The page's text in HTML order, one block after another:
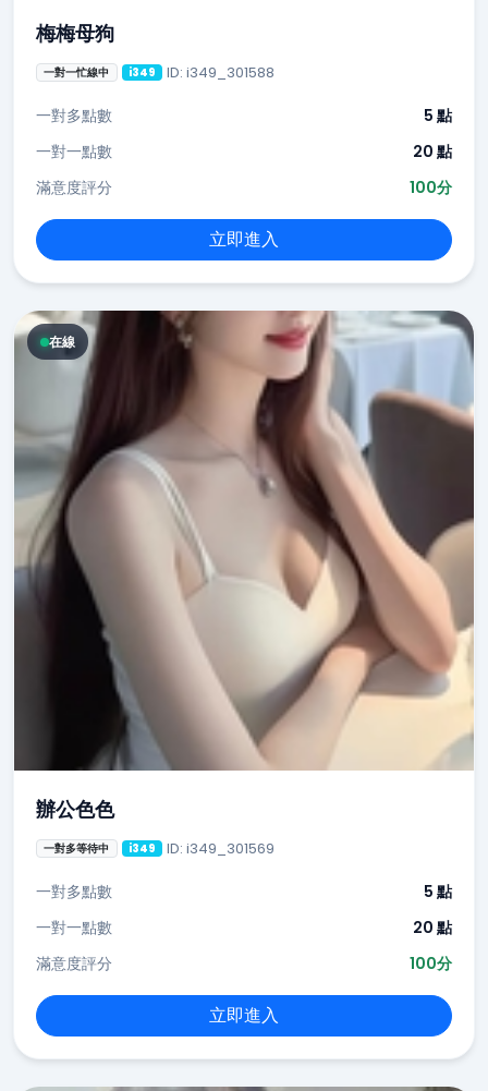
梅梅母狗
一對一忙線中 i349 ID: i349_301588
一對多點數
5 點
一對一點數
20 點
滿意度評分
100分
立即進入
在線
辦公色色
一對多等待中 i349 ID: i349_301569
一對多點數
5 點
一對一點數
20 點
滿意度評分
100分
立即進入